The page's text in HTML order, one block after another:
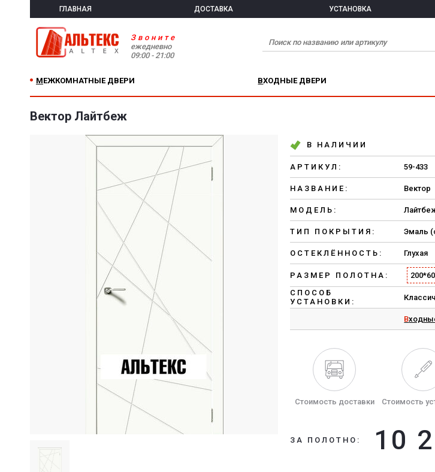
ГЛАВНАЯ ДОСТАВКА УСТАНОВКА
Звоните
ежедневно
09:00 - 21:00
МЕЖКОМНАТНЫЕ ДВЕРИ ВХОДНЫЕ ДВЕРИ
Вектор Лайтбеж
В НАЛИЧИИ
АРТИКУЛ: 59-433
НАЗВАНИЕ: Вектор
МОДЕЛЬ:
ТИП ПОКРЫТИЯ: Эмаль
ОСТЕКЛЁННОСТЬ: Глухая
РАЗМЕР ПОЛОТНА: 200*60
СПОСОБ
УСТАНОВКИ:
Стоимость доставки Стоимость
ЗА ПОЛОТНО: 10